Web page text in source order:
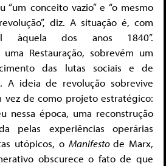
“um conceito vazio” e “o mesmo
diz. A situação é, com
àquela dos anos 1840”.
Restauração, sobrevém um
das lutas sociais e de
A ideia de revolução sobrevive
vez de como projeto estratégico:
nessa época, uma reconstrução
pelas experiências operárias
utópicos, o Manifestode Marx,
obscurece o fato de que